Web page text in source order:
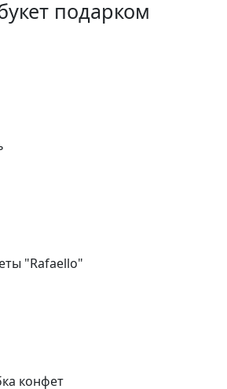
подарком
"Rafaello"
конфет